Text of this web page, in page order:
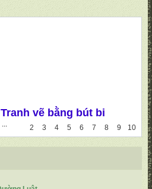
Tranh vẽ bằng bút bi
... 2 3 4 5 6 7 8 9 10